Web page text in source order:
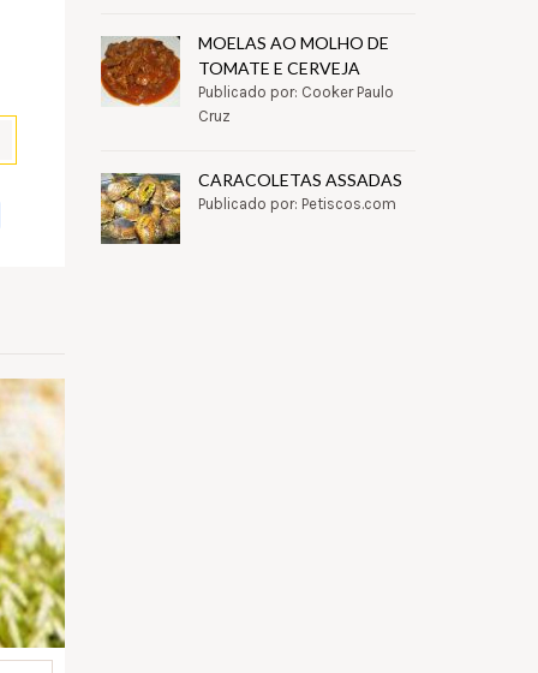
MOELAS AO MOLHO DE
TOMATE E CERVEJA
Publicado por: Cooker Paulo
Cruz
CARACOLETAS ASSADAS
Publicado por: Petiscos.com